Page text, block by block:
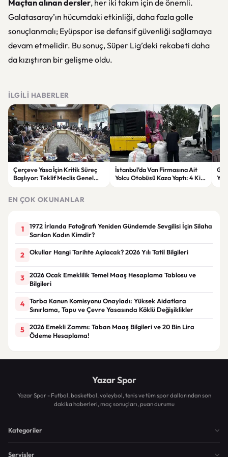
Maçtan alınan dersler, her iki takım için de önemli.
Galatasaray’ın hücumdaki etkinliği, daha fazla golle
sonuçlanmalı; Eyüpspor ise defansif güvenliği sağlamaya
devam etmelidir. Bu sonuç, Süper Lig’deki rekabeti daha
da kızıştıran bir gelişme oldu.
İLGILI HABERLER
Çerçeve Yasa İçin Kritik Süreç
Başlıyor: Teklif Meclis Genel
İstanbul’da Van Firmasına Ait
Yolcu Otobüsü Kaza Yaptı: 4 Kişi
EN ÇOK OKUNANLAR
1
1972 İrlanda Fotoğrafı Yeniden Gündemde Sevgilisi İçin Silaha
Sarılan Kadın Kimdir?
2 Okullar Hangi Tarihte Açılacak? 2026 Yılı Tatil Bilgileri
3
2026 Ocak Emeklilik Temel Maaş Hesaplama Tablosu ve
Bilgileri
4
Torba Kanun Komisyonu Onayladı: Yüksek Aidatlara
Sınırlama, Tapu ve Çevre Yasasında Köklü Değişiklikler
5
2026 Emekli Zammı: Taban Maaş Bilgileri ve 20 Bin Lira
Ödeme Hesaplama!
Yazar Spor
Yazar Spor - Futbol, basketbol, voleybol, tenis ve tüm spor dallarından son
dakika haberleri, maç sonuçları, puan durumu
Kategoriler
Servisler